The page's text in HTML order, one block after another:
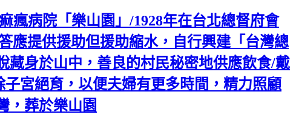
瘋病院「樂山園」/1928年在台北總督府會
應提供援助但援助縮水，自行興建「台灣總
藏身於山中，善良的村民秘密地供應飲食/戴
宮絕育，以便夫婦有更多時間，精力照顧
，葬於樂山園